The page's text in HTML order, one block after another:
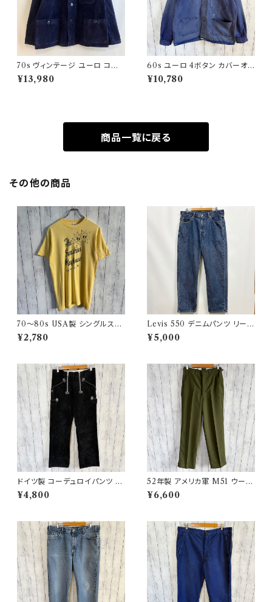
70s ヴィンテージ ユーロ コー
デュロイ セットアップ ビンテー
ジ
¥13,980
60s ユーロ 4ボタン カバーオ
ール ワークジャケット 月桂樹ボ
タン ヴィンテージ
¥10,780
商品一覧に戻る
その他の商品
70〜80s USA製 シングルステ
ッチT ヴィンテージTシャツ
¥2,780
Levis 550 デニムパンツ リーバ
イス ワイドデニム 3
¥5,000
ドイツ製 コーデュロイパンツ ワ
ークパンツ ユーロワーク
¥4,800
52年製 アメリカ軍 M51 ウール
パンツ ミリタリーパンツ スラッ
クス ヴィンテージ US ARMY 1
¥6,600